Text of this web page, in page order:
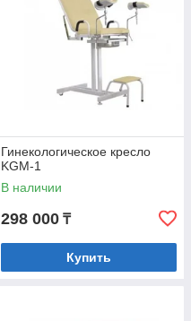
Гинекологическое кресло
KGM-1
В наличии
298 000 ₸
Купить